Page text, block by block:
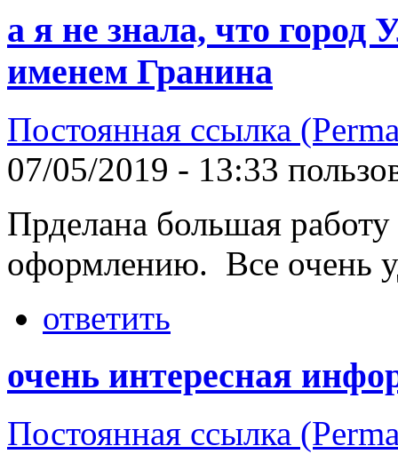
а я не знала, что город
именем Гранина
Постоянная ссылка
07/05/2019 - 13:33
Прделана большая
оформлению. Все очень
ответить
очень интересная
Постоянная ссылка